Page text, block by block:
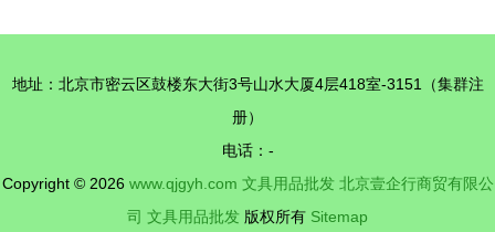
地址：北京市密云区鼓楼东大街3号山水大厦4层418室-3151（集群注
册）
电话：-
Copyright © 2026 www.qjgyh.com 文具用品批发 北京壹企行商贸有限公
司 文具用品批发 版权所有 Sitemap